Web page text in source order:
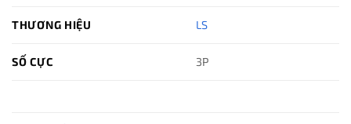
THƯƠNG HIỆU LS
SỐ CỰC 3P